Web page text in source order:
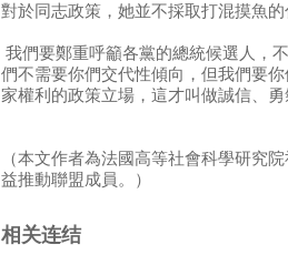
對於同志政策，她並不採取打混摸魚
我們要鄭重呼籲各黨的總統候選人，
們不需要你們交代性傾向，但我們要
家權利的政策立場，這才叫做誠信、
（本文作者為法國高等社會科學研究
益推動聯盟成員。）
相关连结